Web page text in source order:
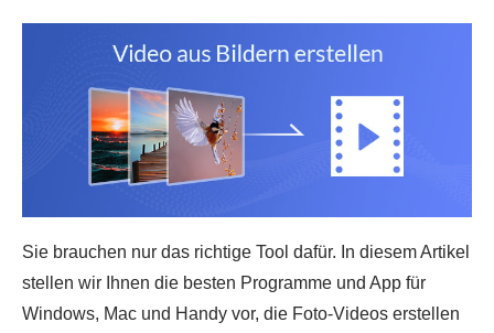
Sie brauchen nur das richtige Tool dafür. In diesem Artikel
stellen wir Ihnen die besten Programme und App für
Windows, Mac und Handy vor, die Foto-Videos erstellen